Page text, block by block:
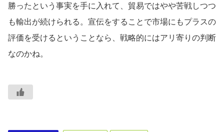
勝ったという事実を手に入れて、貿易ではやや苦戦しつつ
も輸出が続けられる。宣伝をすることで市場にもプラスの
評価を受けるということなら、戦略的にはアリ寄りの判断
なのかね。